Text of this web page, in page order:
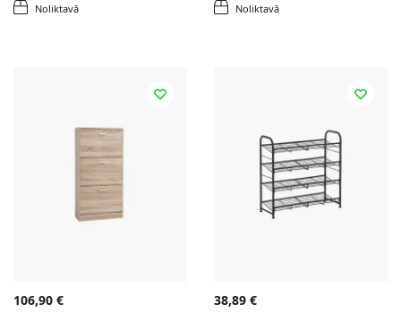
Noliktavā Noliktavā
106,90 € 38,89 €